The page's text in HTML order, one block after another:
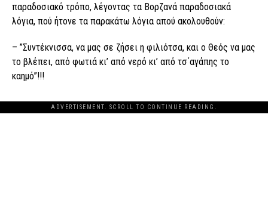
παραδοσιακό τρόπο, λέγοντας τα Βορζανά παραδοσιακά
λόγια, πού ήτονε τα παρακάτω λόγια απού ακολουθούν:
– ”Συντέκνισσα, να μας σε ζήσει η φιλιότσα, και ο Θεός να μας
το βλέπει, από φωτιά κι’ από νερό κι’ από τσ΄αγάπης το
καημό”!!!
ADVERTISEMENT. SCROLL TO CONTINUE READING.